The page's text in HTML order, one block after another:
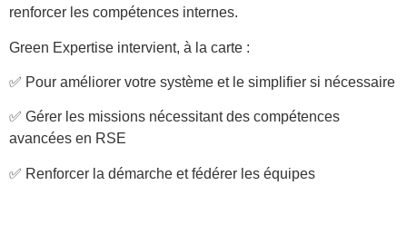
renforcer les compétences internes.
Green Expertise intervient, à la carte :
✅ Pour améliorer votre système et le simplifier si nécessaire
✅ Gérer les missions nécessitant des compétences
avancées en RSE
✅ Renforcer la démarche et fédérer les équipes